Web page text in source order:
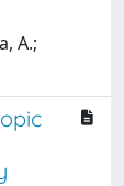
A.;